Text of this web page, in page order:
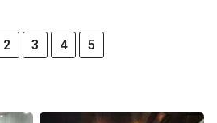
2 3 4 5